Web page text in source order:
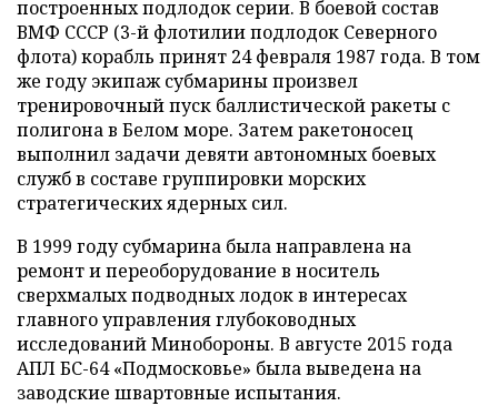
построенных подлодок серии. В боевой состав
ВМФ СССР (3-й флотилии подлодок Северного
флота) корабль принят 24 февраля 1987 года. В том
же году экипаж субмарины произвел
тренировочный пуск баллистической ракеты с
полигона в Белом море. Затем ракетоносец
выполнил задачи девяти автономных боевых
служб в составе группировки морских
стратегических ядерных сил.
В 1999 году субмарина была направлена на
ремонт и переоборудование в носитель
сверхмалых подводных лодок в интересах
главного управления глубоководных
исследований Минобороны. В августе 2015 года
АПЛ БС-64 «Подмосковье» была выведена на
заводские швартовные испытания.